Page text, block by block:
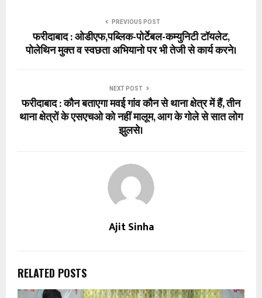
PREVIOUS POST
फरीदाबाद : ओडीएफ,पब्लिक-पोर्टेबल-कम्युनिटी टॉयलेट,
पोलेथिन मुक्त व स्वछता अभियानो पर भी तेजी से कार्य करने।
NEXT POST
फरीदाबाद : कौन बताएगा मवई गांव कौन से थाना क्षेत्र में हैं, तीन
थाना क्षेत्रों के एसएचओ को नहीं मालूम, आग के गोले से सात लोग
झुलसे।
Ajit Sinha
RELATED POSTS